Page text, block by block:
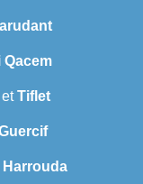
Qacem
Tiflet
Harrouda